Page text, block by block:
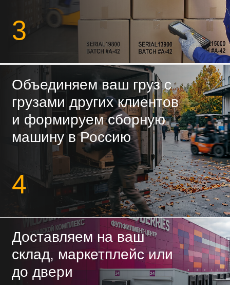
Любые площадки
Работаем с 1688, Taobao, Alibaba и
любыми китайскими поставщиками
напрямую.
ВЫКУП ТОВАРАВ КИТАЕ
Выкупим товар у поставщика и
переведём деньги в Китай